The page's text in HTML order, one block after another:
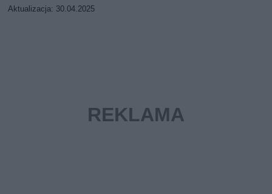
Aktualizacja: 30.04.2025